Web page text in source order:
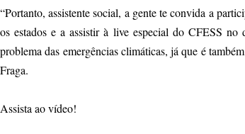
“Portanto, assistente social, a gente te convida a
os estados e a assistir à live especial do CFESS
problema das emergências climáticas, já que é
Fraga.
Assista ao vídeo!